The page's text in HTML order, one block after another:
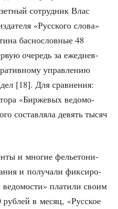
сотруд­ник Влас
«Рус­ско­го сло­ва»
бас­но­слов­ные 48
оче­редь за еже­днев­
управ­ле­нию
[18]. Для срав­не­ния:
«Бир­же­вых ведо­мо­
состав­ля­ла девять тысяч
и мно­гие фелье­то­ни­
и полу­ча­ли фик­си­ро­
пла­ти­ли сво­им
в месяц, «Рус­ское